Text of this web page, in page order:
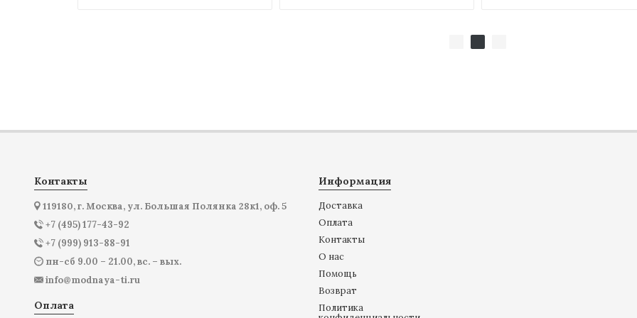
Контакты
119180, г. Москва, ул. Большая Полянка 28к1, оф. 5
+7 (495) 177-43-92
+7 (999) 913-88-91
пн-сб 9.00 – 21.00, вс. – вых.
info@modnaya-ti.ru
Оплата
Информация
Доставка
Оплата
Контакты
О нас
Помощь
Возврат
Политика